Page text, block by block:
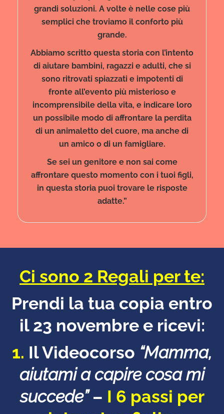
grandi soluzioni. A volte è nelle cose più
semplici che troviamo il conforto più
grande.
Abbiamo scritto questa storia con l’intento
di aiutare bambini, ragazzi e adulti, che si
sono ritrovati spiazzati e impotenti di
fronte all’evento più misterioso e
incomprensibile della vita, e indicare loro
un possibile modo di affrontare la perdita
di un animaletto del cuore, ma anche di
un amico o di un famigliare.
Se sei un genitore e non sai come
affrontare questo momento con i tuoi figli,
in questa storia puoi trovare le risposte
adatte.”
Ci sono 2 Regali per te:
Prendi la tua copia entro
il 23 novembre e ricevi:
1. Il Videocorso “Mamma,
aiutami a capire cosa mi
succede”– I 6 passi per